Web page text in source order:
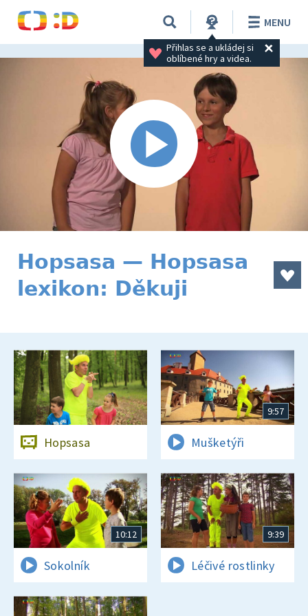
Přihlas se a ukládej si
oblíbené hry a videa.
MENU
Hopsasa — Hopsasa
lexikon: Děkuji
Hopsasa
9:57
Mušketýři
10:12
Sokolník
9:39
Léčivé rostlinky